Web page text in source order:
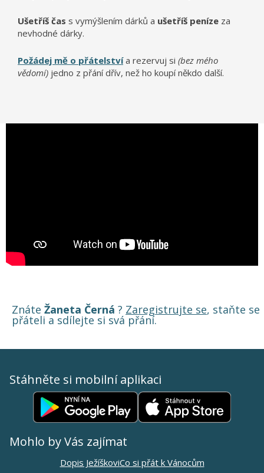
Ušetříš čas s vymýšlením dárků a ušetříš peníze za
nevhodné dárky.
Požádej mě o přátelstvía rezervuj si (bez mého
vědomí) jedno z přání dřív, než ho koupí někdo další.
Znáte Žaneta Černá ? Zaregistrujte se, staňte se
přáteli a sdílejte si svá přání.
Stáhněte si mobilní aplikaci
Mohlo by Vás zajímat
Dopis JežíškoviCo si přát k Vánocům